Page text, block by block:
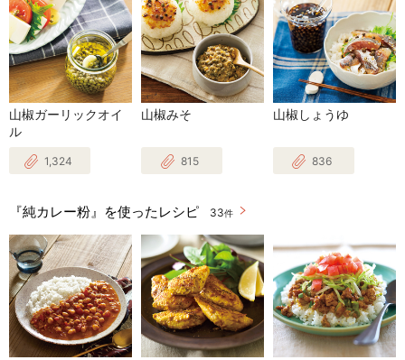
山椒ガーリックオイ
ル
1,324
山椒みそ
815
山椒しょうゆ
836
『純カレー粉』を使ったレシピ 33件